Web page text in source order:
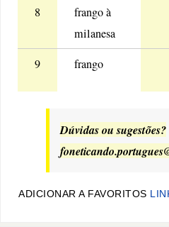
8
frango à
milanesa
9
frango
Dúvidas ou sugestões?
ADICIONAR A FAVORITOS